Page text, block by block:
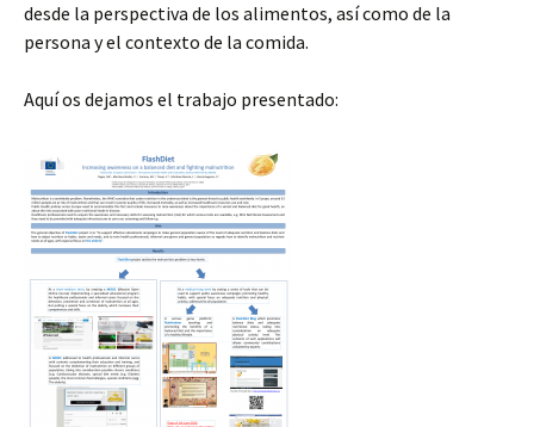
desde la perspectiva de los alimentos, así como de la
persona y el contexto de la comida.
Aquí os dejamos el trabajo presentado: